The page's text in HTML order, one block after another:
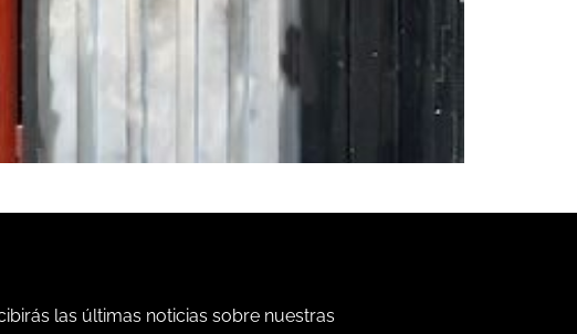
las últimas noticias sobre nuestras